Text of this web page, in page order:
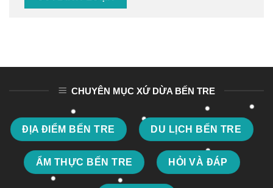
CHUYÊN MỤC XỨ DỪA BẾN TRE
ĐỊA ĐIỂM BẾN TRE DU LỊCH BẾN TRE
ẨM THỰC BẾN TRE HỎI VÀ ĐÁP